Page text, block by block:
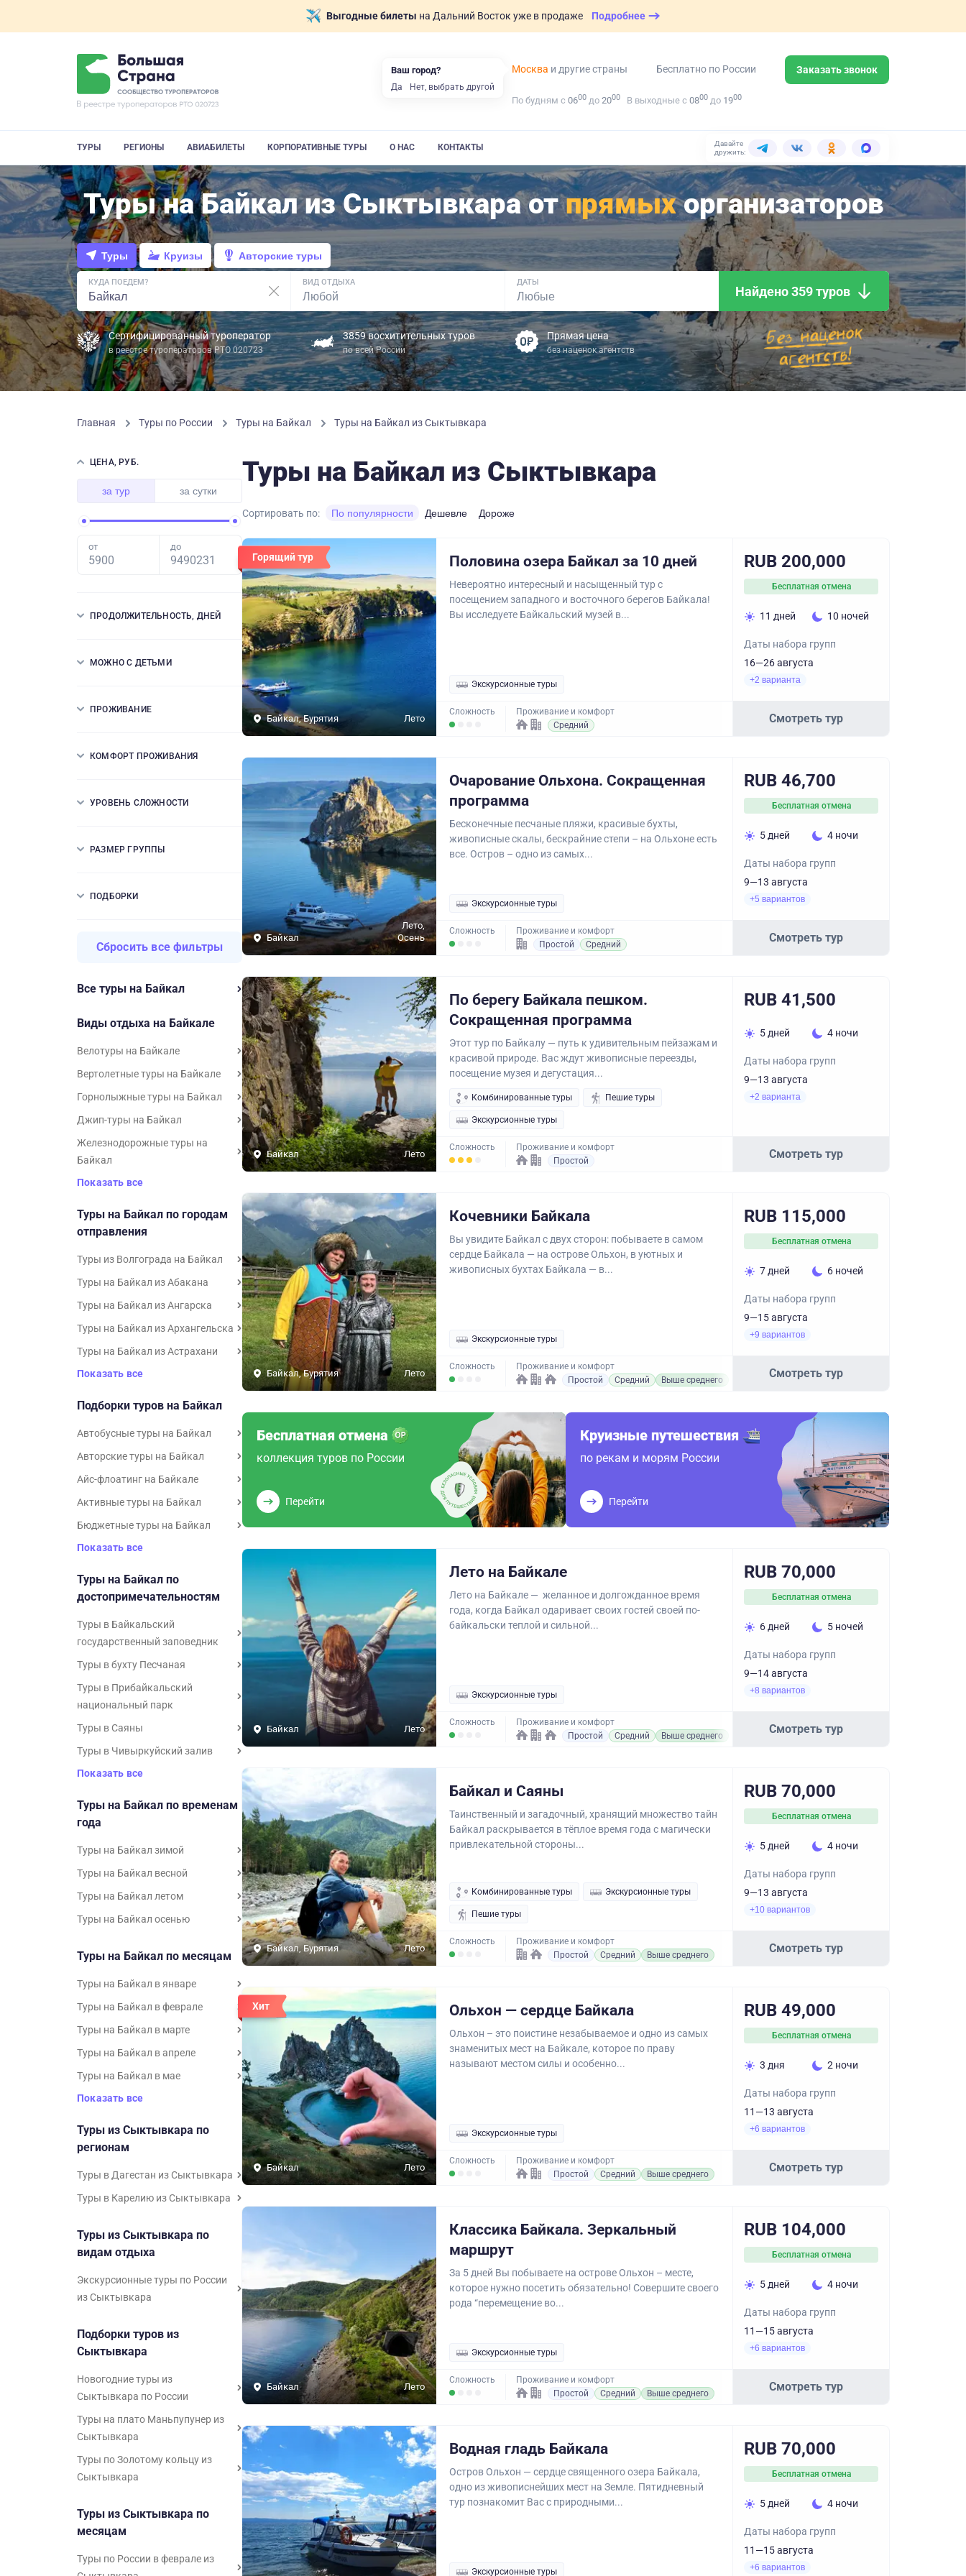
Выгодные билеты на Дальний Восток уже в продаже Подробнее
Москва и другие страны Бесплатно по России Заказать звонок
По будням с 0600 до 2000 В выходные с 0800 до 1900
ТУРЫ РЕГИОНЫ АВИАБИЛЕТЫ КОРПОРАТИВНЫЕ ТУРЫ О НАС КОНТАКТЫ
Давайте
дружить:
Туры на Байкал из Сыктывкара отпрямыхорганизаторов
Туры Круизы Авторские туры
КУДА ПОЕДЕМ? ВИД ОТДЫХА ДАТЫ
Найдено 359 туров
Сертифицированный туроператор
в реестре туроператоров РТО 020723
3859 восхитительных туров
по всей России
Прямая цена
без наценок агентств
Главная Туры по России Туры на Байкал Туры на Байкал из Сыктывкара
ЦЕНА, РУБ.
за тур за сутки
от до
ПРОДОЛЖИТЕЛЬНОСТЬ, ДНЕЙ
МОЖНО С ДЕТЬМИ
ПРОЖИВАНИЕ
КОМФОРТ ПРОЖИВАНИЯ
УРОВЕНЬ СЛОЖНОСТИ
РАЗМЕР ГРУППЫ
ПОДБОРКИ
Сбросить все фильтры
Все туры на Байкал
Виды отдыха на Байкале
Велотуры на Байкале
Вертолетные туры на Байкале
Горнолыжные туры на Байкал
Джип-туры на Байкал
Железнодорожные туры на
Байкал
Показать все
Туры на Байкал по городам
отправления
Туры из Волгограда на Байкал
Туры на Байкал из Абакана
Туры на Байкал из Ангарска
Туры на Байкал из Архангельска
Туры на Байкал из Астрахани
Показать все
Подборки туров на Байкал
Автобусные туры на Байкал
Авторские туры на Байкал
Айс-флоатинг на Байкале
Активные туры на Байкал
Бюджетные туры на Байкал
Показать все
Туры на Байкал по
достопримечательностям
Туры в Байкальский
государственный заповедник
Туры в бухту Песчаная
Туры в Прибайкальский
национальный парк
Туры в Саяны
Туры в Чивыркуйский залив
Показать все
Туры на Байкал по временам
года
Туры на Байкал зимой
Туры на Байкал весной
Туры на Байкал летом
Туры на Байкал осенью
Туры на Байкал по месяцам
Туры на Байкал в январе
Туры на Байкал в феврале
Туры на Байкал в марте
Туры на Байкал в апреле
Туры на Байкал в мае
Показать все
Туры из Сыктывкара по
регионам
Туры в Дагестан из Сыктывкара
Туры в Карелию из Сыктывкара
Туры из Сыктывкара по
видам отдыха
Экскурсионные туры по России
из Сыктывкара
Подборки туров из
Сыктывкара
Новогодние туры из
Сыктывкара по России
Туры на плато Маньпупунер из
Сыктывкара
Туры по Золотому кольцу из
Сыктывкара
Туры из Сыктывкара по
месяцам
Туры по России в феврале из
Туры на Байкал из Сыктывкара
Сортировать по: По популярности Дешевле Дороже
Горящий тур
Байкал, Бурятия Лето
Половина озера Байкал за 10 дней
Невероятно интересный и насыщенный тур с
посещением западного и восточного берегов Байкала!
Вы исследуете Байкальский музей в...
Экскурсионные туры
Сложность
Проживание и комфорт
Средний
RUB 200,000
Бесплатная отмена
11 дней 10 ночей
Даты набора групп
16—26 августа
+2 варианта
Смотреть тур
Байкал
Лето,
Осень
Очарование Ольхона. Сокращенная
программа
Бесконечные песчаные пляжи, красивые бухты,
живописные скалы, бескрайние степи – на Ольхоне есть
все. Остров – одно из самых...
Экскурсионные туры
Сложность
Проживание и комфорт
Простой
Средний
RUB 46,700
Бесплатная отмена
5 дней 4 ночи
Даты набора групп
9—13 августа
+5 вариантов
Смотреть тур
Байкал Лето
По берегу Байкала пешком.
Сокращенная программа
Этот тур по Байкалу — путь к удивительным пейзажам и
красивой природе. Вас ждут живописные переезды,
посещение музея и дегустация...
Комбинированные туры Пешие туры
Экскурсионные туры
Сложность
Проживание и комфорт
Простой
RUB 41,500
5 дней 4 ночи
Даты набора групп
9—13 августа
+2 варианта
Смотреть тур
Байкал, Бурятия Лето
Кочевники Байкала
Вы увидите Байкал с двух сторон: побываете в самом
сердце Байкала — на острове Ольхон, в уютных и
живописных бухтах Байкала — в...
Экскурсионные туры
Сложность
Проживание и комфорт
Простой
Средний Выше среднего
RUB 115,000
Бесплатная отмена
7 дней 6 ночей
Даты набора групп
9—15 августа
+9 вариантов
Смотреть тур
Бесплатная отмена
коллекция туров по России
Перейти
Круизные путешествия
по рекам и морям России
Перейти
Байкал Лето
Лето на Байкале
Лето на Байкале — желанное и долгожданное время
года, когда Байкал одаривает своих гостей своей по-
байкальски теплой и сильной...
Экскурсионные туры
Сложность
Проживание и комфорт
Простой
Средний Выше среднего
RUB 70,000
Бесплатная отмена
6 дней 5 ночей
Даты набора групп
9—14 августа
+8 вариантов
Смотреть тур
Байкал, Бурятия Лето
Байкал и Саяны
Таинственный и загадочный, хранящий множество тайн
Байкал раскрывается в тёплое время года с магически
привлекательной стороны...
Комбинированные туры Экскурсионные туры
Пешие туры
Сложность
Проживание и комфорт
Простой
Средний Выше среднего
RUB 70,000
Бесплатная отмена
5 дней 4 ночи
Даты набора групп
9—13 августа
+10 вариантов
Смотреть тур
Хит
Байкал Лето
Ольхон — сердце Байкала
Ольхон – это поистине незабываемое и одно из самых
знаменитых мест на Байкале, которое по праву
называют местом силы и особенно...
Экскурсионные туры
Сложность
Проживание и комфорт
Простой
Средний Выше среднего
RUB 49,000
Бесплатная отмена
3 дня 2 ночи
Даты набора групп
11—13 августа
+6 вариантов
Смотреть тур
Байкал Лето
Классика Байкала. Зеркальный
маршрут
За 5 дней Вы побываете на острове Ольхон – месте,
которое нужно посетить обязательно! Совершите своего
рода “перемещение во...
Экскурсионные туры
Сложность
Проживание и комфорт
Простой
Средний Выше среднего
RUB 104,000
Бесплатная отмена
5 дней 4 ночи
Даты набора групп
11—15 августа
+6 вариантов
Смотреть тур
Водная гладь Байкала
Остров Ольхон — сердце священного озера Байкала,
одно из живописнейших мест на Земле. Пятидневный
тур познакомит Вас с природными...
Экскурсионные туры
RUB 70,000
Бесплатная отмена
5 дней 4 ночи
Даты набора групп
11—15 августа
+6 вариантов
Ваш город?
Да Нет, выбрать другой